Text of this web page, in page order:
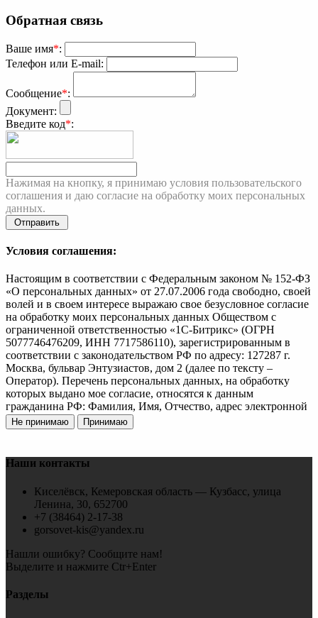
Обратная связь
Ваше имя*:
Телефон или E-mail:
Сообщение*:
Документ:
Введите код*:
Нажимая на кнопку, я принимаю условия пользовательского
соглашения и даю согласие на обработку моих персональных
данных.
Условия соглашения:
Настоящим в соответствии с Федеральным законом № 152-ФЗ
«О персональных данных» от 27.07.2006 года свободно, своей
волей и в своем интересе выражаю свое безусловное согласие
на обработку моих персональных данных Обществом с
ограниченной ответственностью «1С-Битрикс» (ОГРН
5077746476209, ИНН 7717586110), зарегистрированным в
соответствии с законодательством РФ по адресу: 127287 г.
Москва, бульвар Энтузиастов, дом 2 (далее по тексту –
Оператор). Перечень персональных данных, на обработку
которых выдано мое согласие, относятся к данным
гражданина РФ: Фамилия, Имя, Отчество, адрес электронной
почты, номер контактного телефона, организация. Согласие
дано Оператору для совершения следующих действий с
автоматизации и/или без использования таких средств: сбор,
систематизация, накопление, хранение, уточнение
передача третьим лицам для указанных ниже целей, а также
осуществление любых иных действий, предусмотренных
действующим законодательством РФ как
неавтоматизированными, так и автоматизированными
моих персональных данных в следующих целях: -
предоставление мне Оператором услуг; - направление в мой
Оператором; - подготовка и направление ответов на мои
Не принимаю Принимаю
Наши контакты
Киселёвск, Кемеровская область — Кузбасс, улица
Ленина, 30, 652700
+7 (38464) 2-17-38
gorsovet-kis@yandex.ru
Нашли ошибку? Сообщите нам!
Выделите и нажмите Ctr+Enter
Разделы